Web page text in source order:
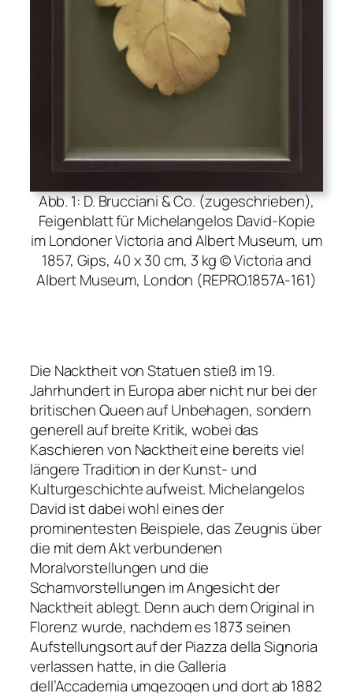
Abb. 1: D. Brucciani & Co. (zugeschrieben),
Feigenblatt für Michelangelos David-Kopie
im Londoner Victoria and Albert Museum, um
1857, Gips, 40 x 30 cm, 3 kg © Victoria and
Albert Museum, London (REPRO.1857A-161)
Die Nacktheit von Statuen stieß im 19.
Jahrhundert in Europa aber nicht nur bei der
britischen Queen auf Unbehagen, sondern
generell auf breite Kritik, wobei das
Kaschieren von Nacktheit eine bereits viel
längere Tradition in der Kunst- und
Kulturgeschichte aufweist. Michelangelos
Davidist dabei wohl eines der
prominentesten Beispiele, das Zeugnis über
die mit dem Akt verbundenen
Moralvorstellungen und die
Schamvorstellungen im Angesicht der
Nacktheit ablegt. Denn auch dem Original in
Florenz wurde, nachdem es 1873 seinen
Aufstellungsort auf der Piazza della Signoria
verlassen hatte, in die Galleria
dell’Accademia umgezogen und dort ab 1882